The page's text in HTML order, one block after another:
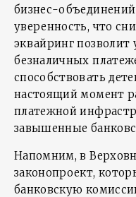
бизнес-
уверенность, что
эквайринг позволит
безналичных
способствовать
настоящий момент
платежной
завышенные
Напомним, в
законопроект,
банковскую